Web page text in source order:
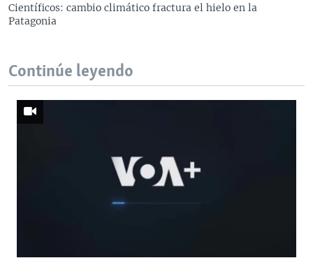
Científicos: cambio climático fractura el hielo en la
Patagonia
Continúe leyendo